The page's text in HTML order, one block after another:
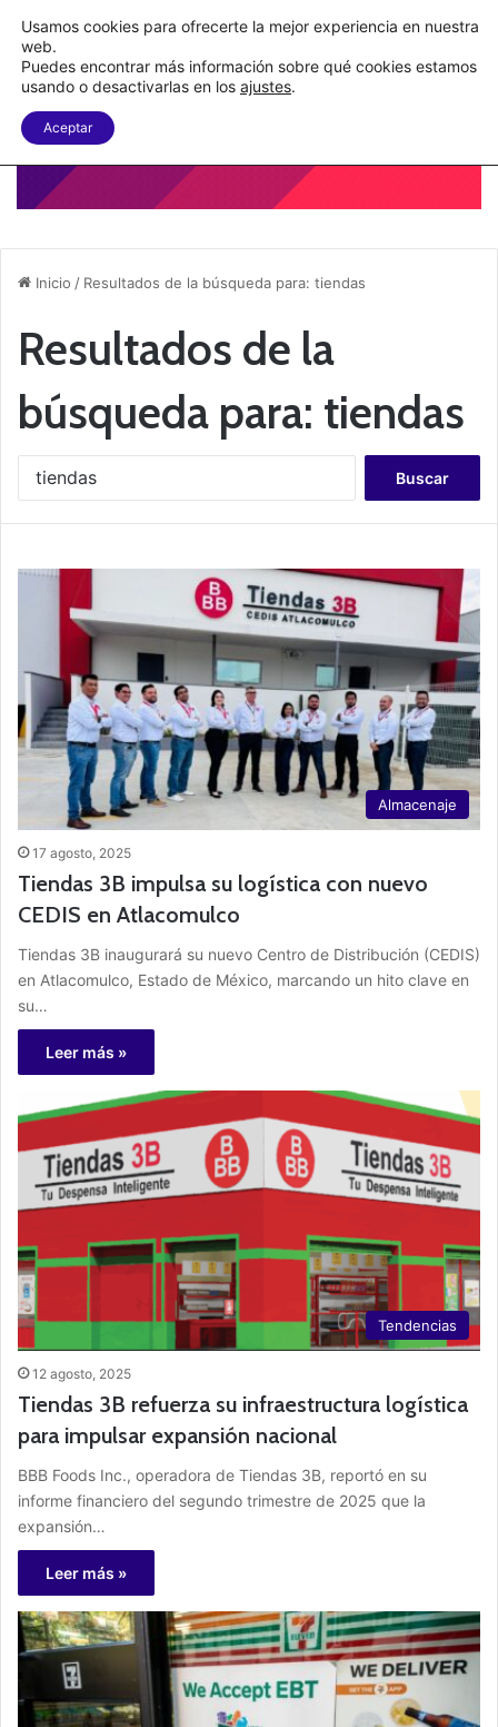
C&A México completa la implementación de su WMS en la nube
Menu
Inicio / Resultados de la búsqueda para: tiendas
Resultados de la
búsqueda para: tiendas
r
:
Almacenaje
17 agosto, 2025
Tiendas 3B impulsa su logística con nuevo
CEDIS en Atlacomulco
Tiendas 3B inaugurará su nuevo Centro de Distribución (CEDIS)
en Atlacomulco, Estado de México, marcando un hito clave en
su…
Leer más »
Tendencias
12 agosto, 2025
Tiendas 3B refuerza su infraestructura logística
para impulsar expansión nacional
BBB Foods Inc., operadora de Tiendas 3B, reportó en su
informe financiero del segundo trimestre de 2025 que la
expansión…
Leer más »
Usamos cookies para ofrecerte la mejor experiencia en nuestra
web.
Puedes encontrar más información sobre qué cookies estamos
usando o desactivarlas en los ajustes.
Aceptar